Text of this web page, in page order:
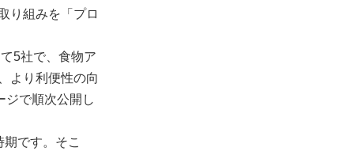
り組みを「プロ
5社で、食物ア
より利便性の向
ジで順次公開し
です。そこ